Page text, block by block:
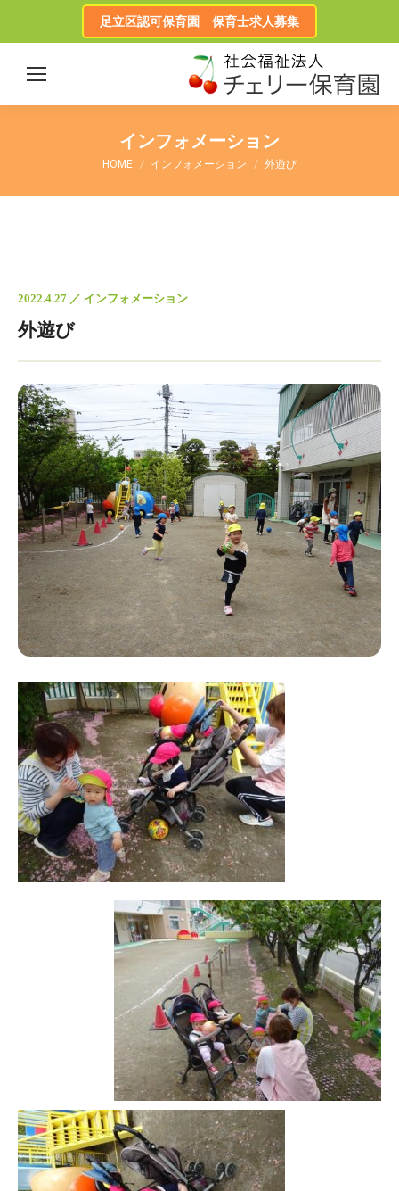
足立区認可保育園 保育士求人募集
インフォメーション
HOME インフォメーション 外遊び
2022.4.27 ／ インフォメーション
外遊び